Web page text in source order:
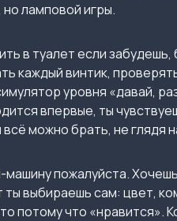
ламповой игры.
в туалет если
каждый винтик,
уровня «давай,
впервые, ты
можно брать, не глядя
пожалуйста.
выбираешь сам: цвет,
потому что «нравится».